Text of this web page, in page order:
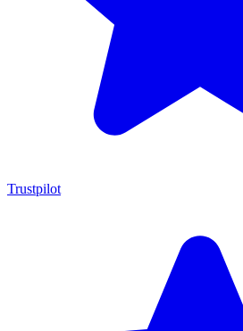
Trustpilot